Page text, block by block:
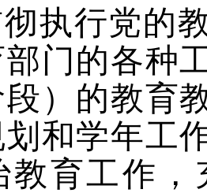
执行党的
部门的各种
段）的教育
和学年工
教育工作